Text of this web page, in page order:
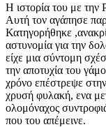
Η ιστορία του με την
Αυτή τον αγάπησε
Κατηγορήθηκε
αστυνομία για την
είχε μια σύντομη
την αποτυχία του
χρόνο επέστρεψε
χρυσή φυλακή, ενα
ολομόναχος
που του απέμεινε.